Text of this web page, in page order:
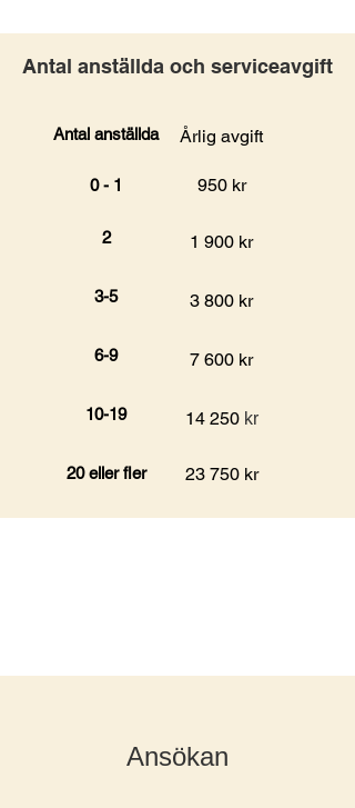
Antal anställda och serviceavgift
Antal anställda Årlig avgift
0 - 1 950 kr
2 1 900 kr
3-5 3 800 kr
6-9 7 600 kr
10-19 14 250kr
20 eller fler 23 750 kr
Ansökan